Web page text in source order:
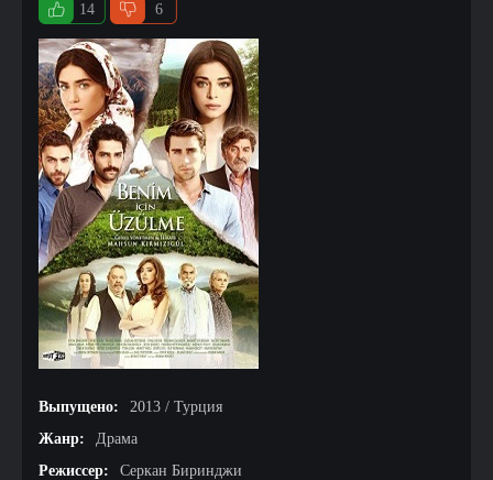
14 6
Выпущено:
2013 / Турция
Жанр:
Драма
Режиссер:
Серкан Биринджи